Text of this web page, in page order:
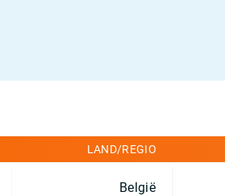
LAND/REGIO
België